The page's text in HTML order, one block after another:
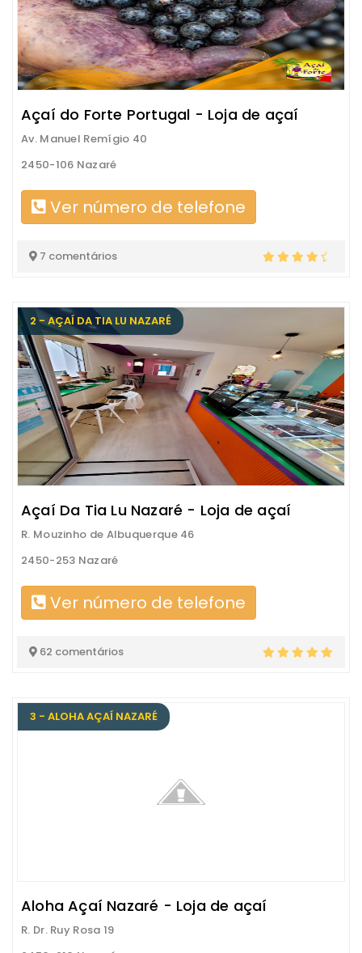
Açaí do Forte Portugal - Loja de açaí
Av. Manuel Remígio 40
2450-106 Nazaré
Ver número de telefone
7 comentários
2 - AÇAÍ DA TIA LU NAZARÉ
Açaí Da Tia Lu Nazaré - Loja de açaí
R. Mouzinho de Albuquerque 46
2450-253 Nazaré
Ver número de telefone
62 comentários
3 - ALOHA AÇAÍ NAZARÉ
Aloha Açaí Nazaré - Loja de açaí
R. Dr. Ruy Rosa 19